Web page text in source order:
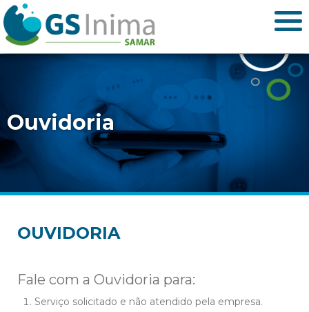
Ouvidoria
OUVIDORIA
Fale com a Ouvidoria para:
Serviço solicitado e não atendido pela empresa.